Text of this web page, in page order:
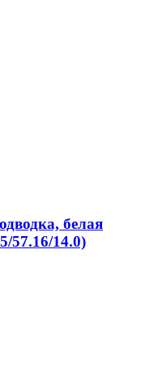
белая
57.16/14.0)